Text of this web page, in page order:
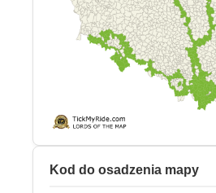
Kod do osadzenia mapy